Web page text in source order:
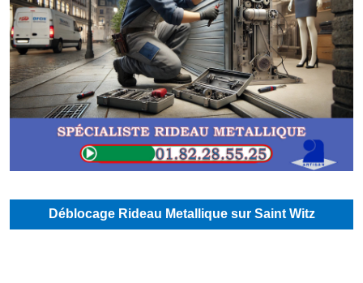
Déblocage Rideau Metallique sur Saint Witz